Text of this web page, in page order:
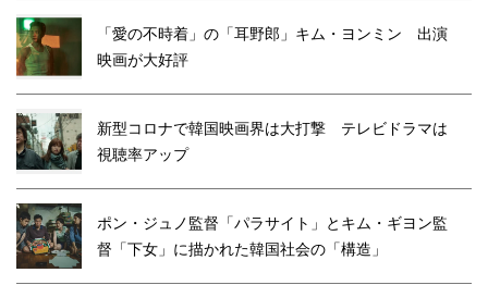
「愛の不時着」の「耳野郎」キム・ヨンミン 出演
映画が大好評
新型コロナで韓国映画界は大打撃 テレビドラマは
視聴率アップ
ポン・ジュノ監督「パラサイト」とキム・ギヨン監
督「下女」に描かれた韓国社会の「構造」